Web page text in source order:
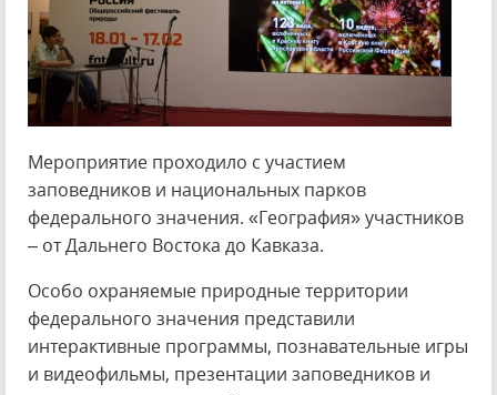
Мероприятие проходило с участием
заповедников и национальных парков
федерального значения. «География» участников
– от Дальнего Востока до Кавказа.
Особо охраняемые природные территории
федерального значения представили
интерактивные программы, познавательные игры
и видеофильмы, презентации заповедников и